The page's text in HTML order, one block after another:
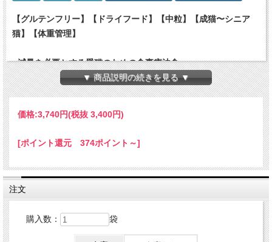
【グルテンフリー】【ドライフード】【中粒】【成猫〜シニア
猫】【体重管理】
- 減量を必要とする愛猫のための食事療法食 -
●カロリー、炭水化物含有量を大幅に低減したレシピ
●食物繊維の含有量を増やし、長時間満腹感を与えます
●良質なタンパク質を高配合、減量中の筋力維持に役立
●加水分解コラーゲン、緑イ貝、グルコサミンが関節の
●L-カルニチンが、脂肪燃焼をサポートします
●ローズマリー、ショウガが新陳代謝を促します
減量を必要とする愛猫に給与することを目的とした食事
療法食で、摂取カロリーを制限した場合でも必要なタン
▼ 商品説明の続きを見る ▼
価格:3,740円(税抜 3,400円)
[ポイント還元 374ポイント～]
注文
購入数： 袋